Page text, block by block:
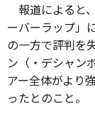
報道によると
ーバーラップ」
の一方で評判を
ン（・デシャン
アー全体がより
ったとのこと。